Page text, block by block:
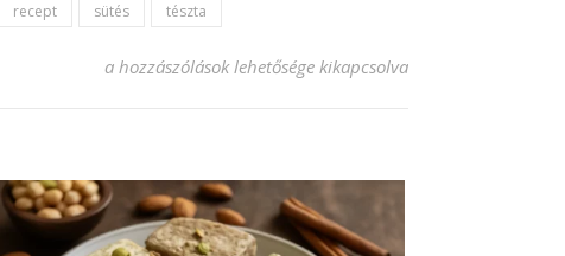
recept sütés tészta
Grízes rétes recept – Egyszerű és ízletes desszert
a hozzászólások lehetősége kikapcsolva